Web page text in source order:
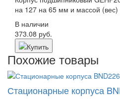
на 127 на 65 мм и массой (вес)
В наличии
373.08 руб.
Похожие товары
Стационарные корпуса